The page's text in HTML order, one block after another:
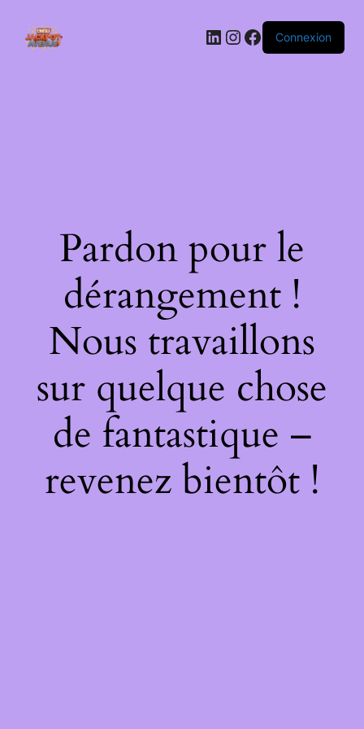
LinkedIn
Instagram
Facebook
Connexion
Pardon pour le
dérangement !
Nous travaillons
sur quelque chose
de fantastique –
revenez bientôt !